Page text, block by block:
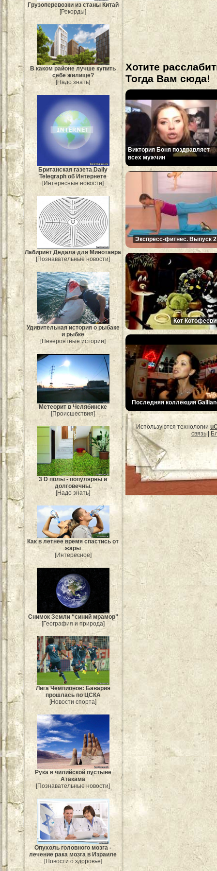
Грузоперевозки из станы Китай
[Рекорды]
В каком районе лучше купить
себе жилище?
[Надо знать]
Британская газета Daily
Telegraph об Интернете
[Интересные новости]
Лабиринт Дедала для Минотавра
[Познавательные новости]
Удивительная история о рыбаке
и рыбке
[Невероятные истории]
Метеорит в Челябинске
[Происшествия]
3 D полы - популярны и
долговечны.
[Надо знать]
Как в летнее время спастись от
жары
[Интересное]
Снимок Земли “синий мрамор”
[География и природа]
Лига Чемпионов: Бавария
прошлась по ЦСКА
[Новости спорта]
Рука в чилийской пустыне
Атакама
[Познавательные новости]
Опухоль головного мозга -
лечение рака мозга в Израиле
[Новости о здоровье]
Хотите
Тогда Вам сюда!
Виктория Боня поздравляет
всех мужчин
Экспресс-фитнес. Выпуск
Кот
Последняя коллекция
Используются технологии
связь